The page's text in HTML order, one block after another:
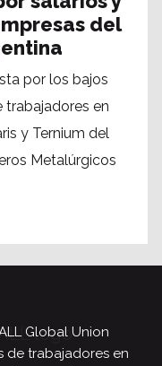
del
por los bajos
trabajadores en
y Ternium del
Metalúrgicos
Global Union
de trabajadores en